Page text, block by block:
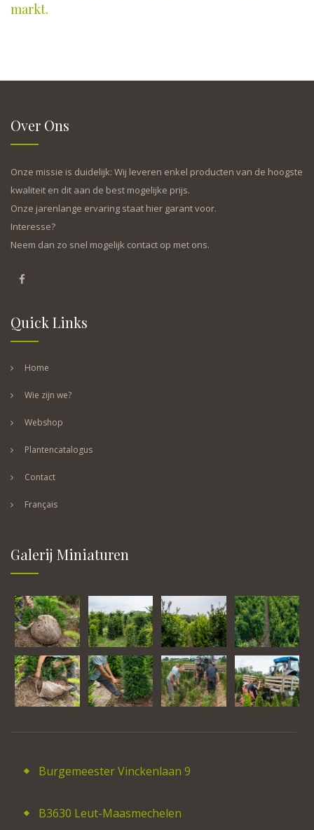
markt.
Over Ons
Onze missie is duidelijk: Wij leveren enkel producten van de hoogste
kwaliteit en dit aan de best mogelijke prijs.
Onze jarenlange ervaring staat hier garant voor.
Interesse?
Neem dan zo snel mogelijk contact op met ons.
Quick Links
Home
Wie zijn we?
Webshop
Plantencatalogus
Contact
Français
Galerij Miniaturen
Burgemeester Vinckenlaan 9
B3630 Leut-Maasmechelen